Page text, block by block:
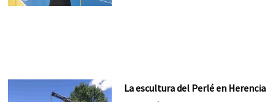
La escultura del Perlé en Herencia